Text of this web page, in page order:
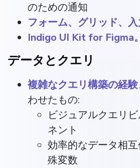
のための通知
フォーム、グリッド、
Indigo UI Kit for Figma。
データとクエリ
複雑なクエリ構築の経験
わせたもの:
ビジュアルクエリ
ネント
効率的なデータ相
殊変数